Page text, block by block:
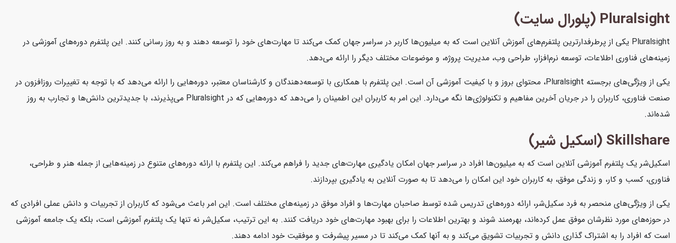
Pluralsight (پلورال سایت)
Pluralsight یکی از پرطرفدارترین پلتفرم‌های آموزش آنلاین است که به میلیون‌ها کاربر در سراسر جهان کمک می‌کند تا مهارت‌های خود را توسعه دهند و به روز رسانی کنند. این پلتفرم دوره‌های آموزشی در
زمینه‌های فناوری اطلاعات، توسعه نرم‌افزار، طراحی وب، مدیریت پروژه، و موضوعات مختلف دیگر را ارائه می‌دهد.
یکی از ویژگی‌های برجسته Pluralsight، محتوای بروز و با کیفیت آموزشی آن است. این پلتفرم با همکاری با توسعه‌دهندگان و کارشناسان معتبر، دوره‌هایی را ارائه می‌دهد که با توجه به تغییرات روزافزون در
صنعت فناوری، کاربران را در جریان آخرین مفاهیم و تکنولوژی‌ها نگه می‌دارد. این امر به کاربران این اطمینان را می‌دهد که دوره‌هایی که در Pluralsight می‌پذیرند، با جدیدترین دانش‌ها و تجارب به روز
شده‌اند.
Skillshare (اسکیل شیر)
اسکیل‌شر یک پلتفرم آموزشی آنلاین است که به میلیون‌ها افراد در سراسر جهان امکان یادگیری مهارت‌های جدید را فراهم می‌کند. این پلتفرم با ارائه دوره‌های متنوع در زمینه‌هایی از جمله هنر و طراحی،
فناوری، کسب و کار، و زندگی موفق، به کاربران خود این امکان را می‌دهد تا به صورت آنلاین به یادگیری بپردازند.
یکی از ویژگی‌های منحصر به فرد سکیل‌شر، ارائه دوره‌های تدریس شده توسط صاحبان مهارت‌ها و افراد موفق در زمینه‌های مختلف است. این امر باعث می‌شود که کاربران از تجربیات و دانش عملی افرادی که
در حوزه‌های مورد نظرشان موفق عمل کرده‌اند، بهره‌مند شوند و بهترین اطلاعات را برای بهبود مهارت‌های خود دریافت کنند. به این ترتیب، سکیل‌شر نه تنها یک پلتفرم آموزشی است، بلکه یک جامعه آموزشی
است که افراد را به اشتراک گذاری دانش و تجربیات تشویق می‌کند و به آنها کمک می‌کند تا در مسیر پیشرفت و موفقیت خود ادامه دهند.